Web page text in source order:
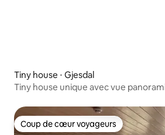
Tiny house ⋅ Gjesdal
Tiny house unique avec vue
Coup de cœur voyageurs
Coup de cœur voyageurs